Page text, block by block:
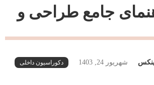
جامع طراحی و
شهریور 24, 1403 دکوراسیون داخلی